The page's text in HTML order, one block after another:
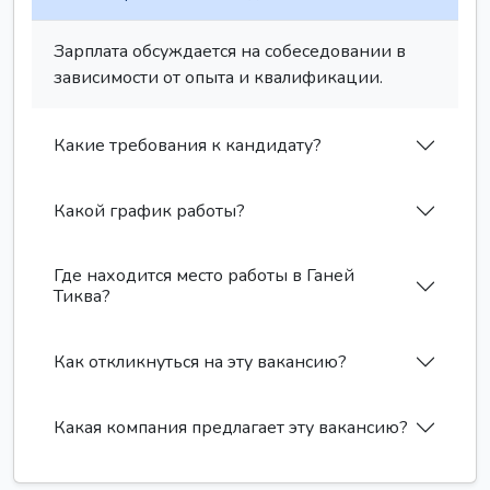
Зарплата обсуждается на собеседовании в
зависимости от опыта и квалификации.
Какие требования к кандидату?
Какой график работы?
Где находится место работы в Ганей
Тиква?
Как откликнуться на эту вакансию?
Какая компания предлагает эту вакансию?